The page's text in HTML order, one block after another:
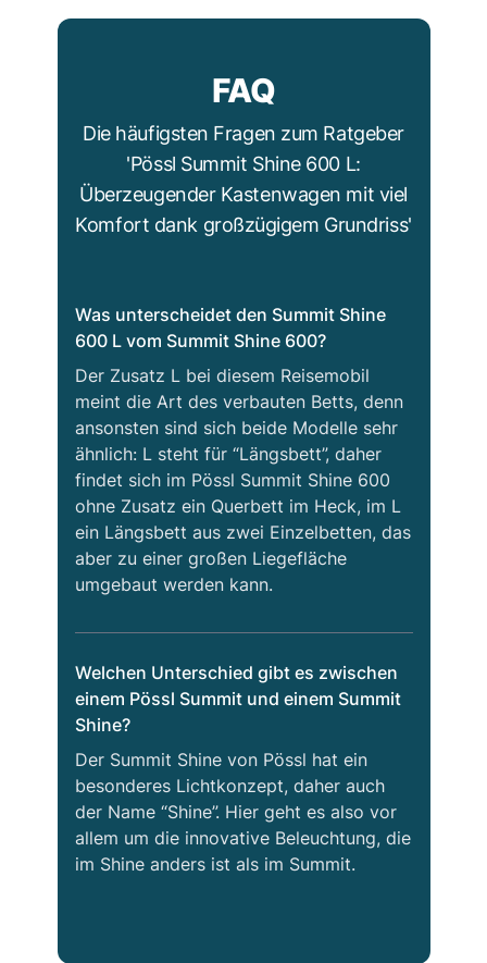
FAQ
Die häufigsten Fragen zum Ratgeber
'Pössl Summit Shine 600 L:
Überzeugender Kastenwagen mit viel
Komfort dank großzügigem Grundriss'
Was unterscheidet den Summit Shine
600 L vom Summit Shine 600?
Der Zusatz L bei diesem Reisemobil
meint die Art des verbauten Betts, denn
ansonsten sind sich beide Modelle sehr
ähnlich: L steht für “Längsbett”, daher
findet sich im Pössl Summit Shine 600
ohne Zusatz ein Querbett im Heck, im L
ein Längsbett aus zwei Einzelbetten, das
aber zu einer großen Liegefläche
umgebaut werden kann.
Welchen Unterschied gibt es zwischen
einem Pössl Summit und einem Summit
Shine?
Der Summit Shine von Pössl hat ein
besonderes Lichtkonzept, daher auch
der Name “Shine”. Hier geht es also vor
allem um die innovative Beleuchtung, die
im Shine anders ist als im Summit.